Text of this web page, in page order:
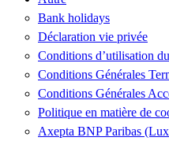
Bank holidays
Déclaration vie privée
Conditions d’utilisation
Conditions Générales
Conditions Générales
Politique en matière de
Axepta BNP Paribas